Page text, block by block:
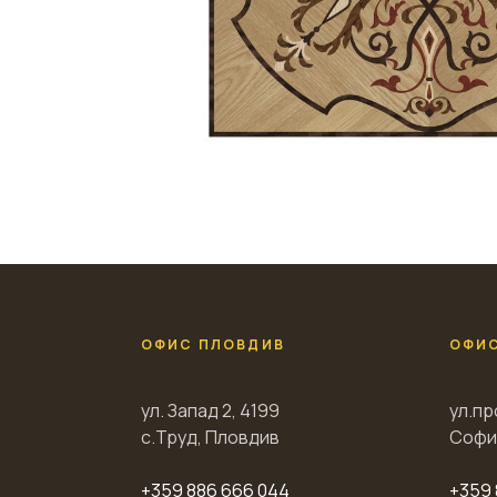
ОФИС ПЛОВДИВ
ул. Запад 2, 4199
с.Труд, Пловдив
+359 886 666 044 +359